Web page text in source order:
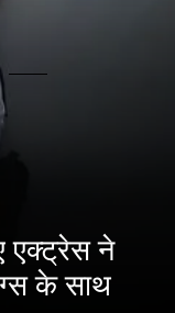
एक्ट्रेस ने
के साथ